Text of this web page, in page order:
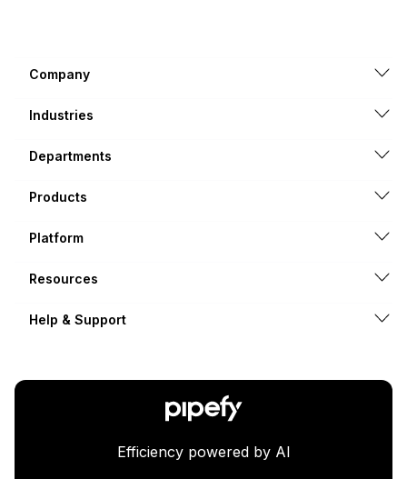
Company
Industries
Departments
Products
Platform
Resources
Help & Support
Efficiency powered by AI